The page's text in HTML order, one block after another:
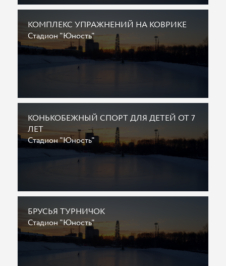
КОМПЛЕКС УПРАЖНЕНИЙ НА КОВРИКЕ
Стадион "Юность"
КОНЬКОБЕЖНЫЙ СПОРТ ДЛЯ ДЕТЕЙ ОТ 7
ЛЕТ
Стадион "Юность"
БРУСЬЯ ТУРНИЧОК
Стадион "Юность"